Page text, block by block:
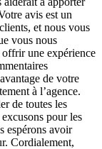
avis est un
et nous vous
vous nous
une expérience
de votre
à l’agence.
de toutes les
pour les
espérons avoir
Cordialement,